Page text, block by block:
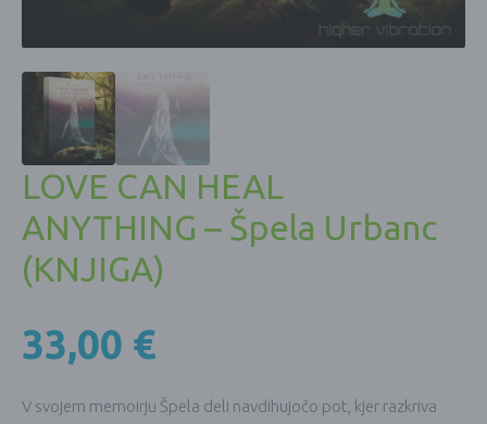
LOVE CAN HEAL
ANYTHING – Špela Urbanc
(KNJIGA)
33,00 €
V svojem memoirju Špela deli navdihujočo pot, kjer razkriva